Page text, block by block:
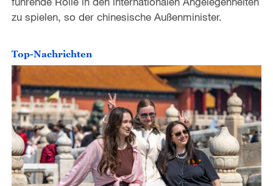
zu spielen, so der chinesische Außenminister.
Top-Nachrichten